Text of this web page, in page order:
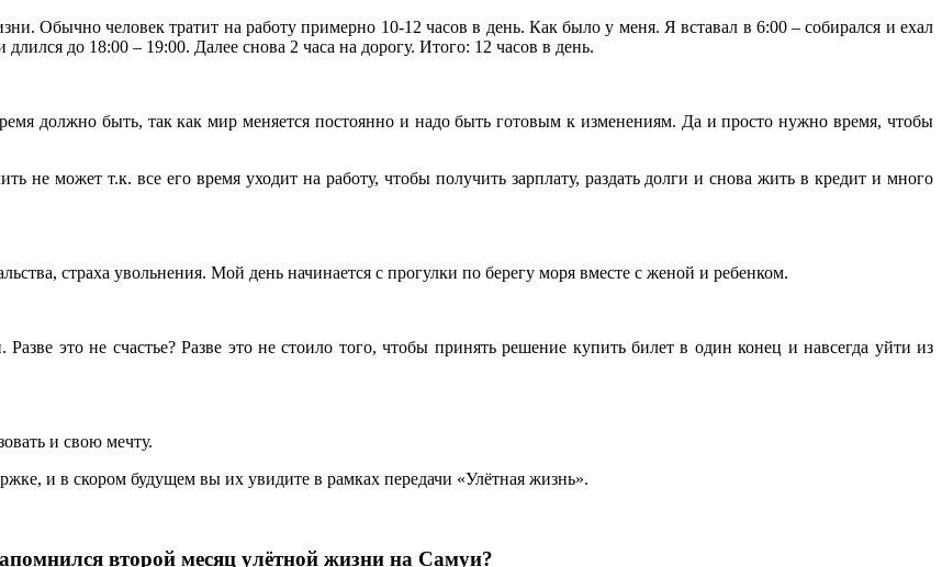
Обычно человек тратит на работу примерно 10-12 часов в день. Как было у меня. Я вставал в 6:00 – собирался и ехал
до 18:00 – 19:00. Далее снова 2 часа на дорогу. Итого: 12 часов в день.
должно быть, так как мир меняется постоянно и надо быть готовым к изменениям. Да и просто нужно время, чтобы
не может т.к. все его время уходит на работу, чтобы получить зарплату, раздать долги и снова жить в кредит и много
страха увольнения. Мой день начинается с прогулки по берегу моря вместе с женой и ребенком.
это не счастье? Разве это не стоило того, чтобы принять решение купить билет в один конец и навсегда уйти из
и свою мечту.
и в скором будущем вы их увидите в рамках передачи «Улётная жизнь».
второй месяц улётной жизни на Самуи?